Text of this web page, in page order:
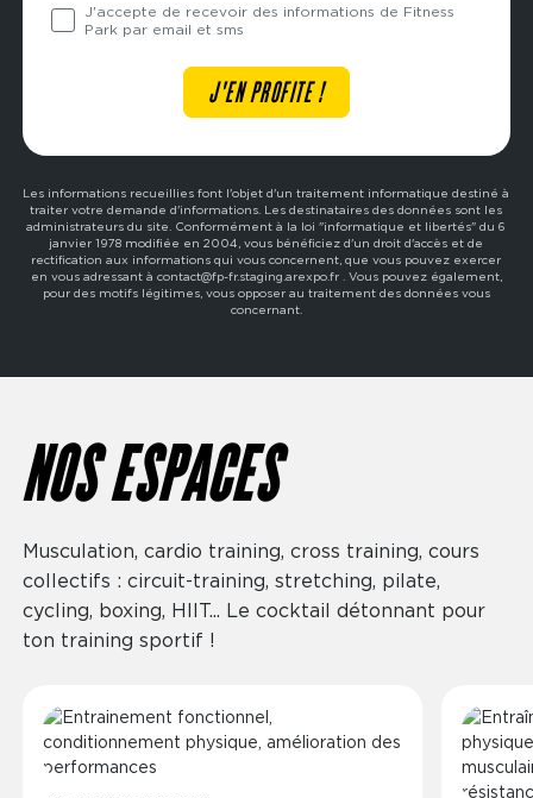
J'accepte de recevoir des informations de Fitness
Park par email et sms
Les informations recueillies font l'objet d'un traitement informatique destiné à
traiter votre demande d'informations. Les destinataires des données sont les
administrateurs du site. Conformément à la loi "informatique et libertés" du 6
janvier 1978 modifiée en 2004, vous bénéficiez d'un droit d'accès et de
rectification aux informations qui vous concernent, que vous pouvez exercer
en vous adressant à contact@fp-fr.staging.arexpo.fr . Vous pouvez également,
pour des motifs légitimes, vous opposer au traitement des données vous
concernant.
NOS ESPACES
Musculation, cardio training, cross training, cours
collectifs : circuit-training, stretching, pilate,
cycling, boxing, HIIT... Le cocktail détonnant pour
ton training sportif !
Image Image